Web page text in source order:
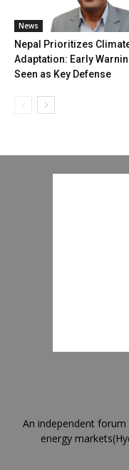
News
Nepal Prioritizes
Adaptation: Early
Seen as Key Defense
An independent
energy